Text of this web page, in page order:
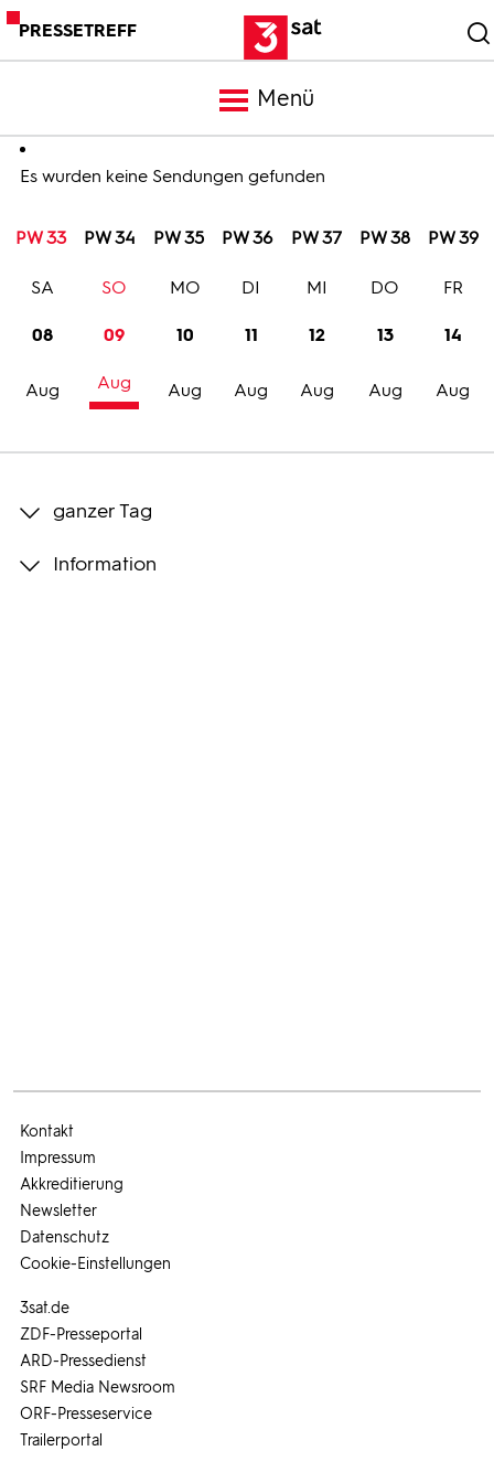
PRESSETREFF
Menü
Meldungen
Programm
Trailer
Bilder
Es wurden keine Sendungen gefunden
PW 33 PW 34 PW 35 PW 36 PW 37 PW 38 PW 39
08
Aug
SA
09
Aug
SO
10
Aug
MO
11
Aug
DI
12
Aug
MI
13
Aug
DO
14
Aug
FR
ganzer Tag
Information
3sat.de
ZDF-Presseportal
ARD-Pressedienst
SRF Media Newsroom
ORF-Presseservice
Trailerportal
Kontakt
Impressum
Akkreditierung
Newsletter
Datenschutz
Cookie-Einstellungen